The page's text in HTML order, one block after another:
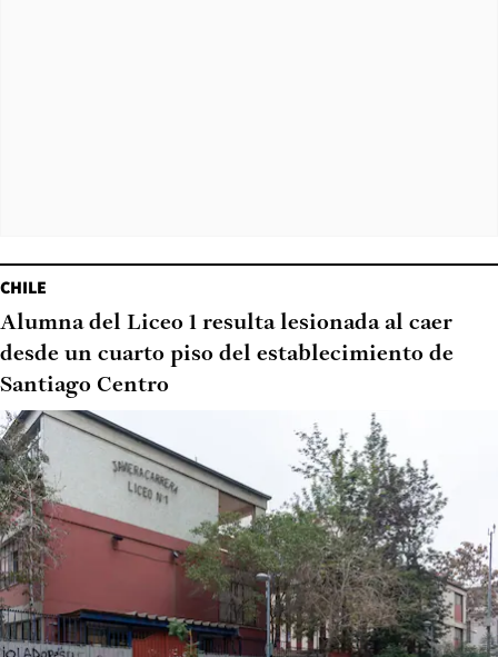
CHILE
Alumna del Liceo 1 resulta lesionada al caer
desde un cuarto piso del establecimiento de
Santiago Centro